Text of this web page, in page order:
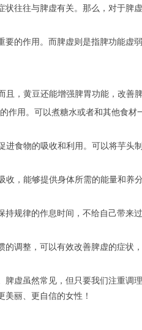
往往与脾虚有关。那么，对于脾
的作用。而脾虚则是指脾功能虚
，黄豆还能增强脾胃功能，改善脾
作用。可以煮糖水或者和其他食材
食物的吸收和利用。可以将芋头
，能够提供身体所需的能量和养
规律的作息时间，不给自己带来
调整，可以有效改善脾虚的症状
虚虽然常见，但只要我们注重调
丽、更自信的女性！